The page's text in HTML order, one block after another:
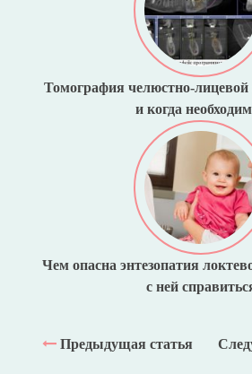
Томография челюстно-лицевой
и когда
Чем опасна энтезопатия
с ней
Предыдущая статья